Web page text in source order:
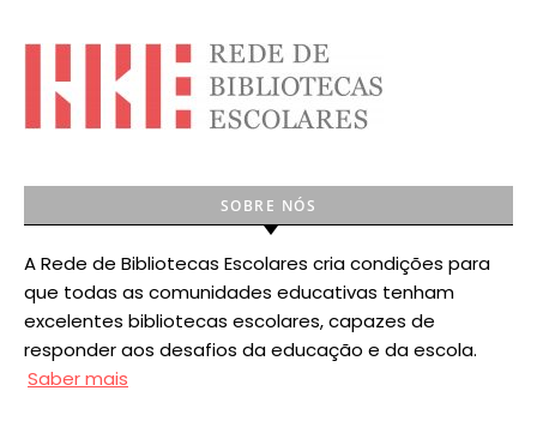
SOBRE NÓS
A Rede de Bibliotecas Escolares cria condições para
que todas as comunidades educativas tenham
excelentes bibliotecas escolares, capazes de
responder aos desafios da educação e da escola.
Saber mais